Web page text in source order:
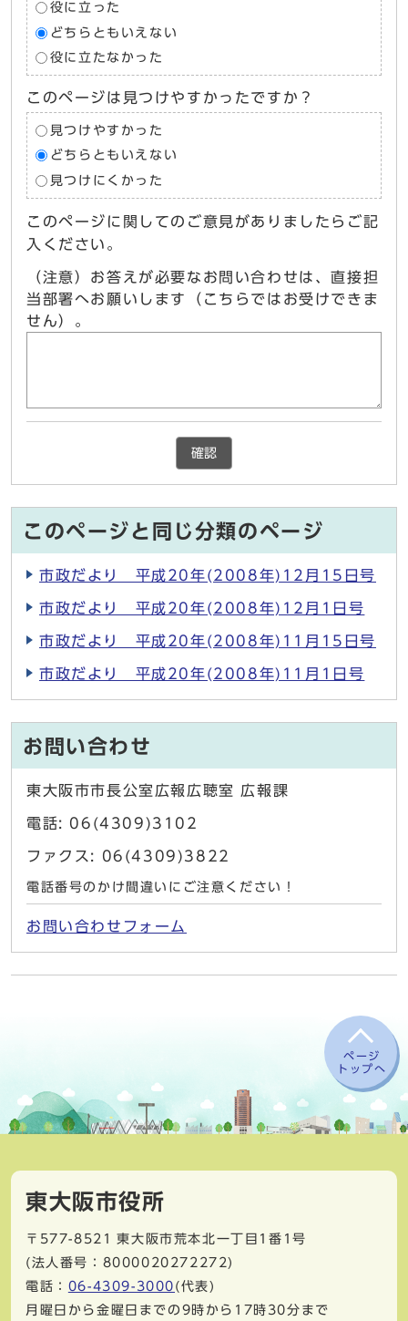
役に立った
どちらともいえない
役に立たなかった
このページは見つけやすかったですか？
見つけやすかった
どちらともいえない
見つけにくかった
このページに関してのご意見がありましたらご記
入ください。
（注意）お答えが必要なお問い合わせは、直接担
当部署へお願いします（こちらではお受けできま
せん）。
確認
このページと同じ分類のページ
市政だより 平成20年(2008年)12月15日号
市政だより 平成20年(2008年)12月1日号
市政だより 平成20年(2008年)11月15日号
市政だより 平成20年(2008年)11月1日号
お問い合わせ
東大阪市市長公室広報広聴室 広報課
電話: 06(4309)3102
ファクス: 06(4309)3822
電話番号のかけ間違いにご注意ください！
お問い合わせフォーム
ページ
トップへ
東大阪市役所
〒577-8521
東大阪市荒本北一丁目1番1号
(法人番号：8000020272272)
電話： 06-4309-3000 (代表)
月曜日から金曜日までの9時から17時30分まで